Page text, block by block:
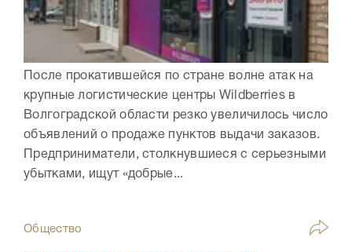
После прокатившейся по стране волне атак на
крупные логистические центры Wildberries в
Волгоградской области резко увеличилось число
объявлений о продаже пунктов выдачи заказов.
Предприниматели, столкнувшиеся с серьезными
убытками, ищут «добрые...
Общество